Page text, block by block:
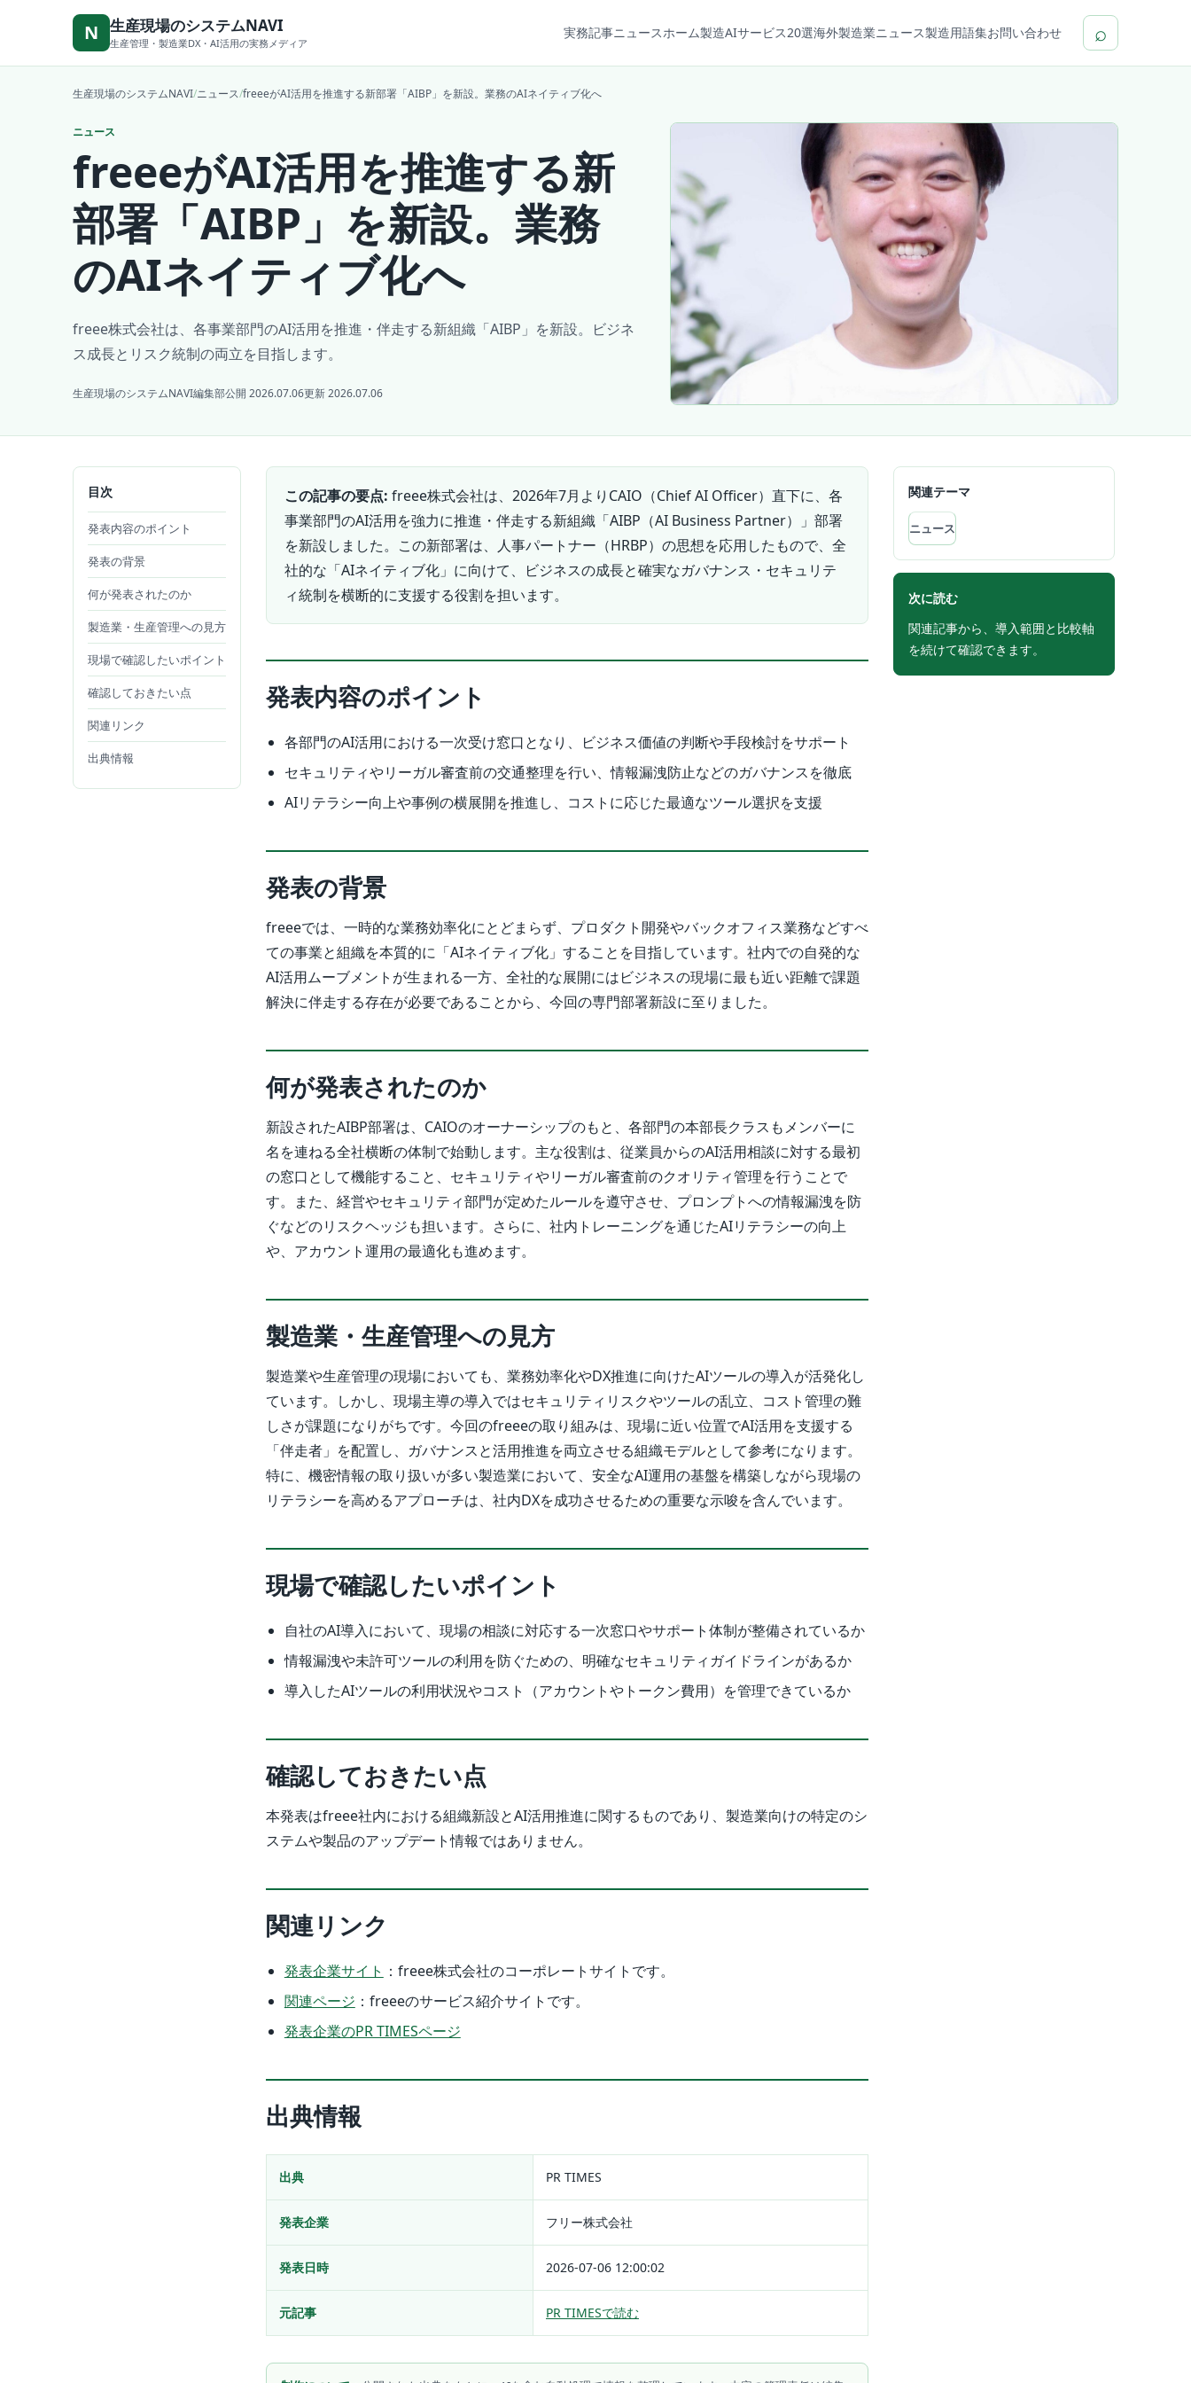
N 生産現場のシステムNAVI
生産管理・製造業DX・AI活用の実務メディア
実務記事ニュースホーム製造AIサービス20選海外製造業ニュース製造用語集お問い合わせ ⌕
生産現場のシステムNAVI/ニュース/freeeがAI活用を推進する新部署「AIBP」を新設。業務のAIネイティブ化へ
ニュース
freeeがAI活用を推進する新
部署「AIBP」を新設。業務
のAIネイティブ化へ
freee株式会社は、各事業部門のAI活用を推進・伴走する新組織「AIBP」を新設。ビジネ
ス成長とリスク統制の両立を目指します。
生産現場のシステムNAVI編集部公開 2026.07.06更新 2026.07.06
目次
発表内容のポイント
発表の背景
何が発表されたのか
製造業・生産管理への見方
現場で確認したいポイント
確認しておきたい点
関連リンク
出典情報
この記事の要点: freee株式会社は、2026年7月よりCAIO（Chief AI Officer）直下に、各
事業部門のAI活用を強力に推進・伴走する新組織「AIBP（AI Business Partner）」部署
を新設しました。この新部署は、人事パートナー（HRBP）の思想を応用したもので、全
社的な「AIネイティブ化」に向けて、ビジネスの成長と確実なガバナンス・セキュリテ
ィ統制を横断的に支援する役割を担います。
発表内容のポイント
各部門のAI活用における一次受け窓口となり、ビジネス価値の判断や手段検討をサポート
セキュリティやリーガル審査前の交通整理を行い、情報漏洩防止などのガバナンスを徹底
AIリテラシー向上や事例の横展開を推進し、コストに応じた最適なツール選択を支援
発表の背景
freeeでは、一時的な業務効率化にとどまらず、プロダクト開発やバックオフィス業務などすべ
ての事業と組織を本質的に「AIネイティブ化」することを目指しています。社内での自発的な
AI活用ムーブメントが生まれる一方、全社的な展開にはビジネスの現場に最も近い距離で課題
解決に伴走する存在が必要であることから、今回の専門部署新設に至りました。
何が発表されたのか
新設されたAIBP部署は、CAIOのオーナーシップのもと、各部門の本部長クラスもメンバーに
名を連ねる全社横断の体制で始動します。主な役割は、従業員からのAI活用相談に対する最初
の窓口として機能すること、セキュリティやリーガル審査前のクオリティ管理を行うことで
す。また、経営やセキュリティ部門が定めたルールを遵守させ、プロンプトへの情報漏洩を防
ぐなどのリスクヘッジも担います。さらに、社内トレーニングを通じたAIリテラシーの向上
や、アカウント運用の最適化も進めます。
製造業・生産管理への見方
製造業や生産管理の現場においても、業務効率化やDX推進に向けたAIツールの導入が活発化し
ています。しかし、現場主導の導入ではセキュリティリスクやツールの乱立、コスト管理の難
しさが課題になりがちです。今回のfreeeの取り組みは、現場に近い位置でAI活用を支援する
「伴走者」を配置し、ガバナンスと活用推進を両立させる組織モデルとして参考になります。
特に、機密情報の取り扱いが多い製造業において、安全なAI運用の基盤を構築しながら現場の
リテラシーを高めるアプローチは、社内DXを成功させるための重要な示唆を含んでいます。
現場で確認したいポイント
自社のAI導入において、現場の相談に対応する一次窓口やサポート体制が整備されているか
情報漏洩や未許可ツールの利用を防ぐための、明確なセキュリティガイドラインがあるか
導入したAIツールの利用状況やコスト（アカウントやトークン費用）を管理できているか
確認しておきたい点
本発表はfreee社内における組織新設とAI活用推進に関するものであり、製造業向けの特定のシ
ステムや製品のアップデート情報ではありません。
関連リンク
発表企業サイト ：freee株式会社のコーポレートサイトです。
関連ページ ：freeeのサービス紹介サイトです。
発表企業のPR TIMESページ
出典情報
出典 PR TIMES
発表企業 フリー株式会社
発表日時 2026-07-06 12:00:02
元記事 PR TIMESで読む
関連テーマ
ニュース
次に読む
関連記事から、導入範囲と比較軸
を続けて確認できます。